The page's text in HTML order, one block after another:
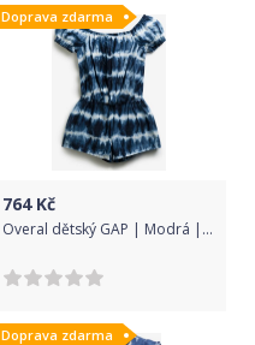
Doprava zdarma
764Kč
Overal dětský GAP | Modrá | Dívčí | S
Doprava zdarma